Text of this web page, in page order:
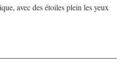
avec des étoiles plein les yeux